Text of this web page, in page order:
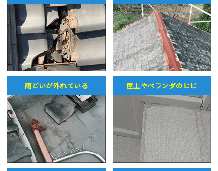
雨どいが外れている 屋上やベランダのヒビ